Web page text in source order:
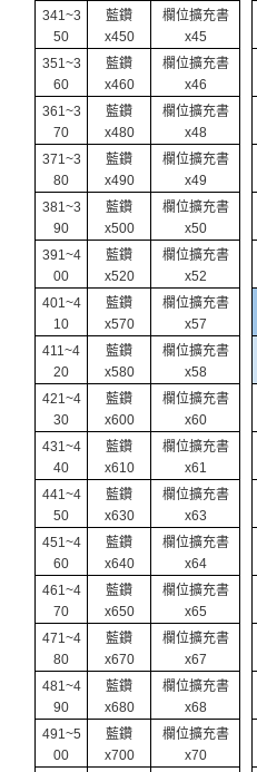
341~3
50
藍鑽
x450
欄位擴充書
x45
351~3
60
藍鑽
x460
欄位擴充書
x46
361~3
70
藍鑽
x480
欄位擴充書
x48
371~3
80
藍鑽
x490
欄位擴充書
x49
381~3
90
藍鑽
x500
欄位擴充書
x50
391~4
00
藍鑽
x520
欄位擴充書
x52
401~4
10
藍鑽
x570
欄位擴充書
x57
411~4
20
藍鑽
x580
欄位擴充書
x58
421~4
30
藍鑽
x600
欄位擴充書
x60
431~4
40
藍鑽
x610
欄位擴充書
x61
441~4
50
藍鑽
x630
欄位擴充書
x63
451~4
60
藍鑽
x640
欄位擴充書
x64
461~4
70
藍鑽
x650
欄位擴充書
x65
471~4
80
藍鑽
x670
欄位擴充書
x67
481~4
90
藍鑽
x680
欄位擴充書
x68
491~5
00
藍鑽
x700
欄位擴充書
x70